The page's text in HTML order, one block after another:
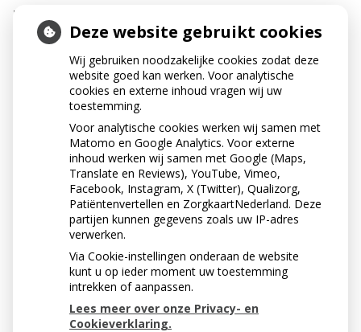
Het kunstgebit wordt direct geplaatst
Vroeger liepen mensen voordat ze een kunstgebit
dat niet meer. Het kunstgebit, ook wel
immediaatprothese genoemd, wordt onmiddellijk in uw
mond geplaatst als de laatste tanden zijn getrokken.
Dus direct over de verse wonden heen. Dat vindt u
misschien een vreemd idee, maar dit heeft een groot
voordeel. Uw kunstgebit zit in het begin namelijk als
een soort verband op de wonden.
Als u in de spiegel kijkt, moet u waarschijnlijk erg
wennen. Uw mond is nu een maal een belangrijke
blikvanger en die is veranderd. Neem een paar dagen
de tijd om te wennen en beoordeel pas dan hoe u er
met uw nieuwe tanden en kiezen uitziet.
Een nieuw kunstgebit
Deze website gebruikt cookies
Wij gebruiken noodzakelijke cookies zodat deze
website goed kan werken. Voor analytische
cookies en externe inhoud vragen wij uw
toestemming.
Voor analytische cookies werken wij samen met
Matomo en Google Analytics. Voor externe
inhoud werken wij samen met Google (Maps,
Translate en Reviews), YouTube, Vimeo,
Facebook, Instagram, X (Twitter), Qualizorg,
Patiëntenvertellen en ZorgkaartNederland. Deze
partijen kunnen gegevens zoals uw IP-adres
verwerken.
Via Cookie-instellingen onderaan de website
kunt u op ieder moment uw toestemming
intrekken of aanpassen.
Lees meer over onze Privacy- en
Cookieverklaring.